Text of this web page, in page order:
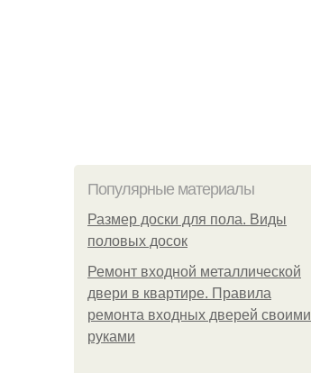
Популярные материалы
Размер доски для пола. Виды
половых досок
Ремонт входной металлической
двери в квартире. Правила
ремонта входных дверей своими
руками